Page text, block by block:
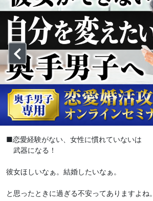
■恋愛経験がない、女性に慣れていないは
武器になる！
彼女ほしいなぁ。結婚したいなぁ。
と思ったときに過ぎる不安ってありますよね。